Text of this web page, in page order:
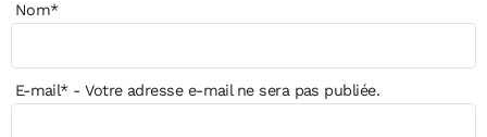
Nom*
E-mail*- Votre adresse e-mail ne sera pas publiée.